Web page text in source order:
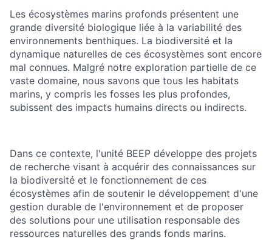
Les écosystèmes marins profonds présentent une
grande diversité biologique liée à la variabilité des
environnements benthiques. La biodiversité et la
dynamique naturelles de ces écosystèmes sont encore
mal connues. Malgré notre exploration partielle de ce
vaste domaine, nous savons que tous les habitats
marins, y compris les fosses les plus profondes,
subissent des impacts humains directs ou indirects.
Dans ce contexte, l'unité BEEP développe des projets
de recherche visant à acquérir des connaissances sur
la biodiversité et le fonctionnement de ces
écosystèmes afin de soutenir le développement d'une
gestion durable de l'environnement et de proposer
des solutions pour une utilisation responsable des
ressources naturelles des grands fonds marins.